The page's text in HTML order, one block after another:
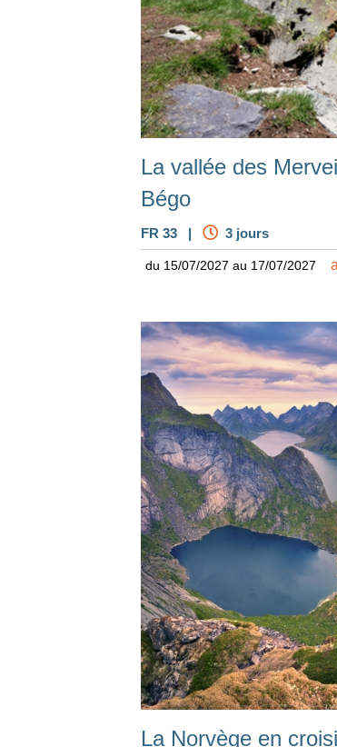
La vallée des
Bégo
FR 33 | 3 jours
du 15/07/2027 au 17/07/2027
La Norvège en